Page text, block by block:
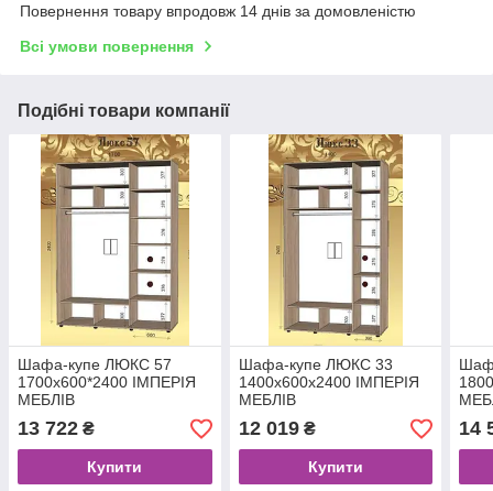
Повернення товару впродовж 14 днів за домовленістю
Всі умови повернення
Подібні товари компанії
Шафа-купе ЛЮКС 57
1700x600*2400 ІМПЕРIЯ
МЕБЛIВ
13 722 ₴
Купити
Шафа-купе ЛЮКС 33
1400x600x2400 ІМПЕРIЯ
МЕБЛIВ
12 019₴
Купити
14